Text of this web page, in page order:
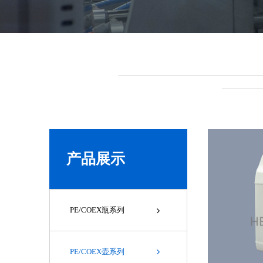
产品展示
PE/COEX瓶系列
PE/COEX壶系列